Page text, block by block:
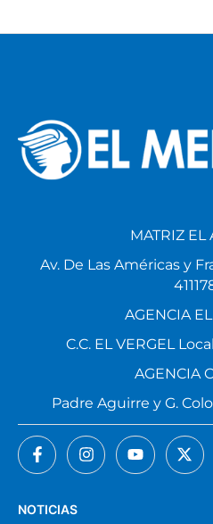
NOTICIAS
MATRIZ EL
Av. De Las Américas y
AGENCIA
C.C. EL VERGEL
AGENCIA
Padre Aguirre y G.